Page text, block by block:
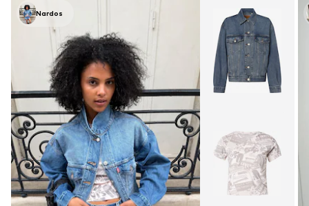
Nardos